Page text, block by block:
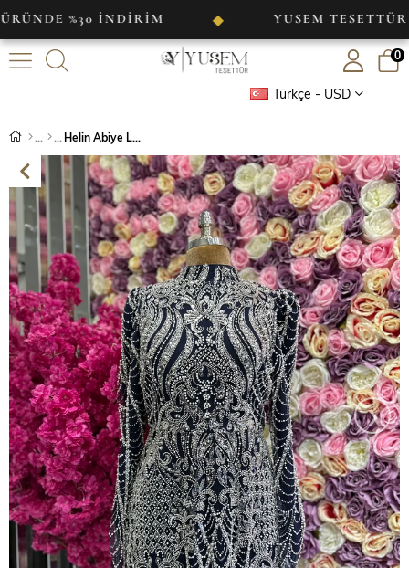
İNDİRİM ◆ YUSEM TESETTÜR ◆
Türkçe - USD
0
Helin Abiye Lacivert
›